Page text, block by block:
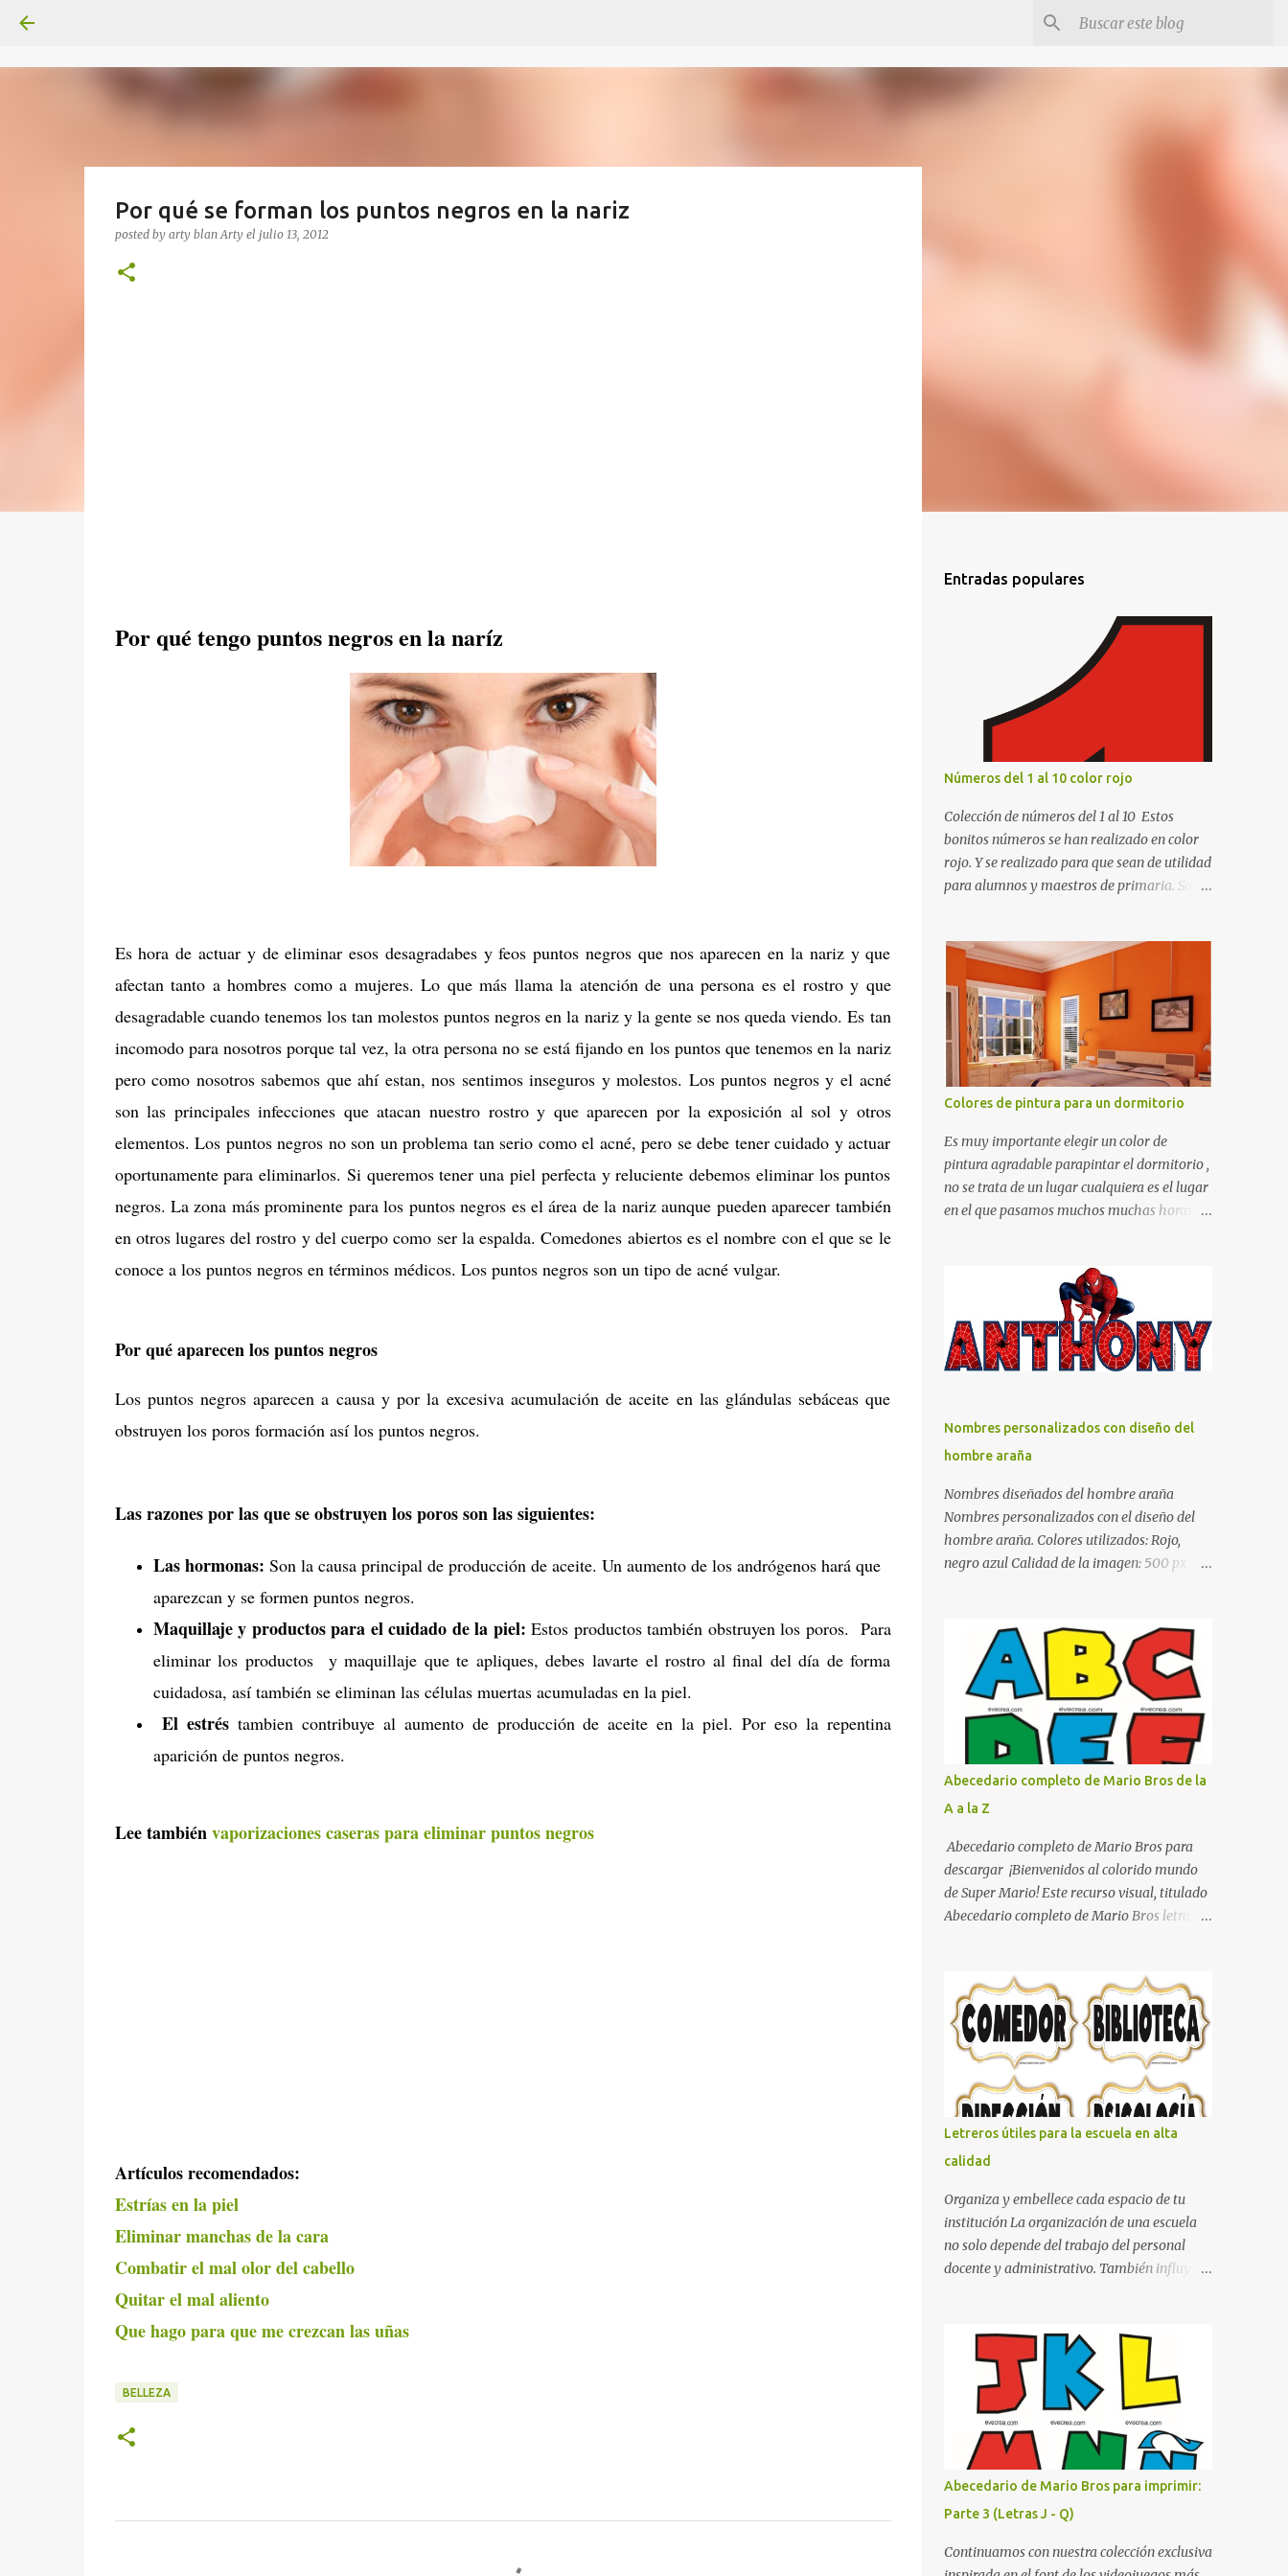
Por qué se forman los puntos negros en la nariz
posted by arty blanArty el julio 13, 2012
Por qué tengo puntos negros en la naríz
Es hora de actuar y de eliminar esos desagradabes y feos puntos negros que nos aparecen en la nariz y que
afectan tanto a hombres como a mujeres. Lo que más llama la atención de una persona es el rostro y que
desagradable cuando tenemos los tan molestos puntos negros en la nariz y la gente se nos queda viendo. Es tan
incomodo para nosotros porque tal vez, la otra persona no se está fijando en los puntos que tenemos en la nariz
pero como nosotros sabemos que ahí estan, nos sentimos inseguros y molestos. Los puntos negros y el acné
son las principales infecciones que atacan nuestro rostro y que aparecen por la exposición al sol y otros
elementos. Los puntos negros no son un problema tan serio como el acné, pero se debe tener cuidado y actuar
oportunamente para eliminarlos. Si queremos tener una piel perfecta y reluciente debemos eliminar los puntos
negros. La zona más prominente para los puntos negros es el área de la nariz aunque pueden aparecer también
en otros lugares del rostro y del cuerpo como ser la espalda. Comedones abiertos es el nombre con el que se le
conoce a los puntos negros en términos médicos. Los puntos negros son un tipo de acné vulgar.
Por qué aparecen los puntos negros
Los puntos negros aparecen a causa y por la excesiva acumulación de aceite en las glándulas sebáceas que
obstruyen los poros formación así los puntos negros.
Las razones por las que se obstruyen los poros son las siguientes:
Las hormonas: Son la causa principal de producción de aceite. Un aumento de los andrógenos hará que
aparezcan y se formen puntos negros.
Maquillaje y productos para el cuidado de la piel: Estos productos también obstruyen los poros. Para
eliminar los productos y maquillaje que te apliques, debes lavarte el rostro al final del día de forma
cuidadosa, así también se eliminan las células muertas acumuladas en la piel.
El estrés tambien contribuye al aumento de producción de aceite en la piel. Por eso la repentina
aparición de puntos negros.
Lee tambiénvaporizaciones caseras para eliminar puntos negros
Artículos recomendados:
Estrías en la piel
Eliminar manchas de la cara
Combatir el mal olor del cabello
Quitar el mal aliento
Que hago para que me crezcan las uñas
BELLEZA
Entradas populares
Números del 1 al 10 color rojo
Colección de números del 1 al 10 Estos
bonitos números se han realizado en color
rojo. Y se realizado para que sean de utilidad
para alumnos y maestros de primaria. Son
de recortar y se pueden utilizar en variedad
de cosas como ser recortes para tareas
escolares, para hacer juegos infantiles
matemáticos, para decorar los cumpleaños
de los niños, entre otras cosas.
Colores de pintura para un dormitorio
Es muy importante elegir un color de
pintura agradable parapintar el dormitorio ,
no se trata de un lugar cualquiera es el lugar
en el que pasamos muchos muchas horas y
de un lugar propio que utilizamos todos los
días y por ende debemos tratar de que éste
sea un lugar muy agradable y cómodo y
también para nuestra vista. Te mostramos
algunas sugerencias que pueden brindar la
dormitorio. El color naranja es una buena
opción para recibir esa luz y felicidad que
todo ser humano necesita. El color blanco es
ideal para lograr el relax total, es un color
que va con todo y además es color bastante
limpio que te dará esa sensación de calidez.
Los colores terra son excelentes para usar en
color muy relajante y por lo tanto entra en
la lista de colo...
Nombres personalizados con diseño del
hombre araña
Nombres diseñados del hombre araña
Nombres personalizados con el diseño del
hombre araña. Colores utilizados: Rojo,
negro azul Calidad de la imagen: 500 px Si
comentario y con gusto lo diseñamos.
Nombres con diseños Spiderman Sonic bella
Cartel de feliz cumpleaños de héroes en
pijamas Ideas para decorar el dormitorio
con pósters Cama con diseño de ring de
boxeo Ideas para decoraciones de fiestas
infantiles Cosas bonitas que se pueden hacer
con gomas de coche
Abecedario completo de Mario Bros de la
A a la Z
Abecedario completo de Mario Bros para
descargar ¡Bienvenidos al colorido mundo
de Super Mario! Este recurso visual, titulado
Abecedario completo de Mario Bros letras
de los videojuegos. Este set de letras está
diseñado para transformar cualquier
mensaje en una aventura, utilizando la
tipografía clásica y robusta que los fans han
reconocido por décadas. En esta primera
sección, el abecedario nos presenta:
Identidad Visual: Un diseño de bloques con
bordes negros gruesos que resaltan sobre
cualquier fondo. Paleta de Colores: Una
secuencia dinámica que alterna entre el rojo
de Mario, el verde de Luigi, y los tonos azul y
amarillo clásicos de los elementos del juego.
Contenido Actual: La imagen muestra la
divertido que define a toda la colección.
Primera parte del juego de letras in...
Letreros útiles para la escuela en alta
calidad
Organiza y embellece cada espacio de tu
institución La organización de una escuela
no solo depende del trabajo del personal
docente y administrativo. También influye la
una función práctica al orientar a
estudiantes, padres de familia, docentes y
visitantes, pero además aportan un toque
decorativo que hace que la institución luzca
más ordenada, moderna y acogedora.
Pensando en esta necesidad, he diseñado
una colección de letreros útiles para la
escuela con un estilo elegante, fácil de leer y
listo para imprimir en alta calidad. Su diseño
busca combinar funcionalidad y estética,
logrando que cualquier institución educativa
Abecedario de Mario Bros para imprimir:
Parte 3 (Letras J - Q)
Continuamos con nuestra colección exclusiva